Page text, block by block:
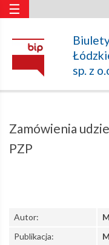
udzielane
podstawie
PZP
sp. z
☰
Zamówienia
PZP
Autor:
Publikacja: